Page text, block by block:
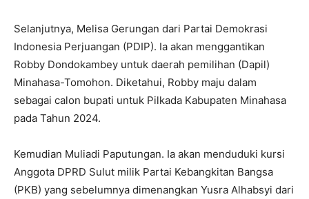
Selanjutnya, Melisa Gerungan dari Partai Demokrasi
Indonesia Perjuangan (PDIP). Ia akan menggantikan
Robby Dondokambey untuk daerah pemilihan (Dapil)
Minahasa-Tomohon. Diketahui, Robby maju dalam
sebagai calon bupati untuk Pilkada Kabupaten Minahasa
pada Tahun 2024.
Kemudian Muliadi Paputungan. Ia akan menduduki kursi
Anggota DPRD Sulut milik Partai Kebangkitan Bangsa
(PKB) yang sebelumnya dimenangkan Yusra Alhabsyi dari